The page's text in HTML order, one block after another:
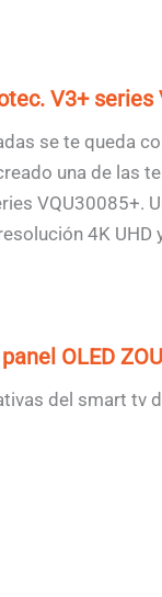
V3+ series
se te queda
una de las
VQU30085+.
4K UHD
OLED
del smart tv